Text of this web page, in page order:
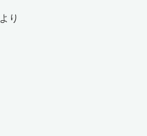
より